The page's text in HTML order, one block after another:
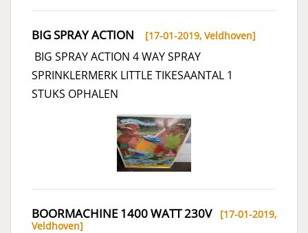
BIG SPRAY ACTION [17-01-2019, Veldhoven]
BIG SPRAY ACTION 4 WAY SPRAY
SPRINKLERMERK LITTLE TIKESAANTAL 1
STUKS OPHALEN
BOORMACHINE 1400 WATT 230V[17-01-2019,
Veldhoven]